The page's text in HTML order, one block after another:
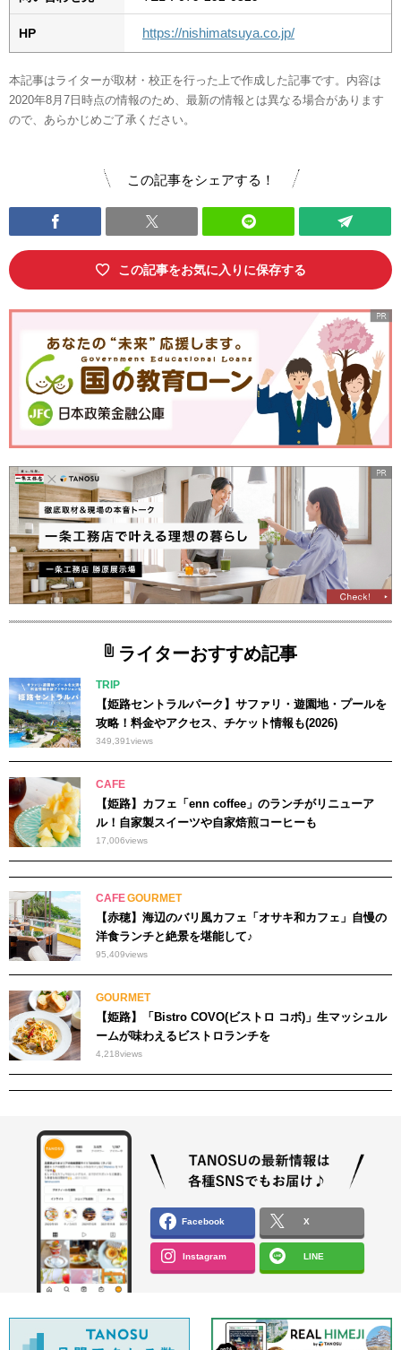
HP https://nishimatsuya.co.jp/
本記事はライターが取材・校正を行った上で作成した記事です。内容は
2020年8月7日時点の情報のため、最新の情報とは異なる場合があります
ので、あらかじめご了承ください。
この記事をシェアする！
この記事をお気に入りに保存する
ライターおすすめ記事
TRIP
【姫路セントラルパーク】サファリ・遊園地・プールを
攻略！料金やアクセス、チケット情報も(2026)
349,391views
CAFE
【姫路】カフェ「enn coffee」のランチがリニューア
ル！自家製スイーツや自家焙煎コーヒーも
17,006views
CAFEGOURMET
【赤穂】海辺のバリ風カフェ「オサキ和カフェ」自慢の
洋食ランチと絶景を堪能して♪
95,409views
GOURMET
【姫路】「Bistro COVO(ビストロ コボ)」生マッシュル
ームが味わえるビストロランチを
4,218views
Facebook X
Instagram LINE